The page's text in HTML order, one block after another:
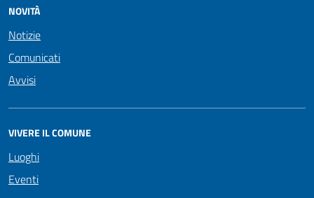
NOVITÀ
Notizie
Comunicati
Avvisi
VIVERE IL COMUNE
Luoghi
Eventi